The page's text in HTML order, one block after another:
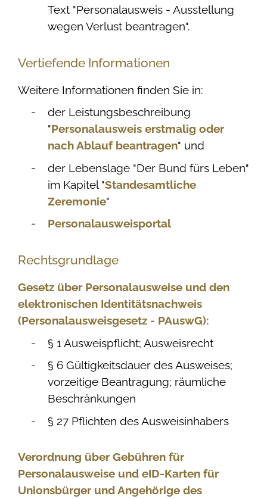
Text "Personalausweis - Ausstellung
wegen Verlust beantragen".
Vertiefende Informationen
Weitere Informationen finden Sie in:
der Leistungsbeschreibung
"Personalausweis erstmalig oder
nach Ablauf beantragen" und
der Lebenslage "Der Bund fürs Leben"
im Kapitel "Standesamtliche
Zeremonie"
Personalausweisportal
Rechtsgrundlage
Gesetz über Personalausweise und den
elektronischen Identitätsnachweis
(Personalausweisgesetz - PAuswG):
§ 1 Ausweispflicht; Ausweisrecht
§ 6 Gültigkeitsdauer des Ausweises;
vorzeitige Beantragung; räumliche
Beschränkungen
§ 27 Pflichten des Ausweisinhabers
Verordnung über Gebühren für
Personalausweise und eID-Karten für
Unionsbürger und Angehörige des